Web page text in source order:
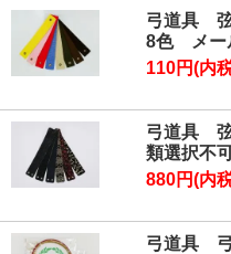
弓道具
8色 メー
110円(内
弓道具
類選択不
880円(内
弓道具